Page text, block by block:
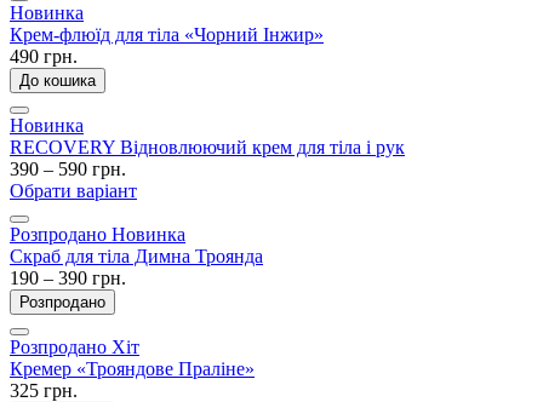
Новинка
Крем-флюїд для тіла «Чорний Інжир»
490 грн.
До кошика
Новинка
RECOVERY Відновлюючий крем для тіла і рук
390 – 590 грн.
Обрати варіант
Розпродано Новинка
Скраб для тіла Димна Троянда
190 – 390 грн.
Розпродано
Розпродано Хіт
Кремер «Трояндове Праліне»
325 грн.